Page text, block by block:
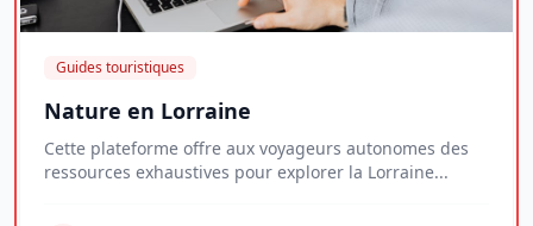
Guides touristiques
Nature en Lorraine
Cette plateforme offre aux voyageurs autonomes des
ressources exhaustives pour explorer la Lorraine...